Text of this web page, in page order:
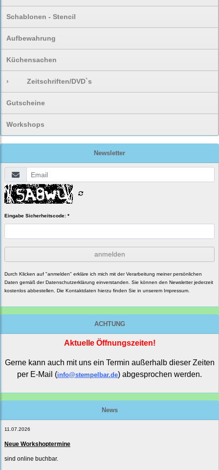
Schablonen - Stencil
Aufbewahrung
Küchensachen
› Zeitschriften/DVD`s
Gutscheine
Workshops
Newsletter
Eingabe Sicherheitscode: *
anmelden
Durch Klicken auf "anmelden" erkläre ich mich mit der Verarbeitung meiner persönlichen
Daten gemäß der Datenschutzerklärung einverstanden. Sie können den Newsletter jederzeit
kostenlos abbestellen. Die Kontaktdaten hierzu finden Sie in unserem Impressum.
ACHTUNG
Aktuelle Öffnungszeiten!
Gerne kann auch mit uns ein Termin außerhalb dieser Zeiten
per E-Mail (info@stempelbar.de) abgesprochen werden.
News
11.07.2026
Neue Workshoptermine
sind online buchbar.